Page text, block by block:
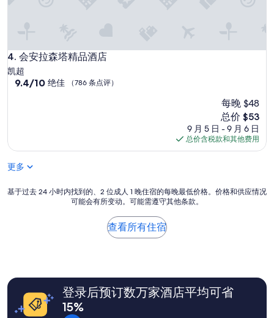
4. 会安拉森塔精品酒店
会安拉森塔精品酒店
凯超
9.4
条
评）
9.4/10 绝佳 （786 条点评）
每晚 $48
新
价
格
$53
总价 $53
9 月 5 日 - 9 月 6 日
总价含税款和其他费用
更多
基
找
基于过去 24 小时内找到的、2 位成人 1 晚住宿的每晚最低价格。价格和供应情况
可能会有所变动。可能需遵守其他条款。
查看所有住宿
登录后预订数万家酒店平均可省
15%